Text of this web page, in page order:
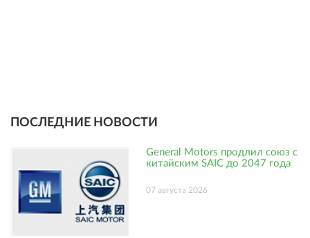
ПОСЛЕДНИЕ НОВОСТИ
General Motors продлил союз с
китайским SAIC до 2047 года
07 августа 2026